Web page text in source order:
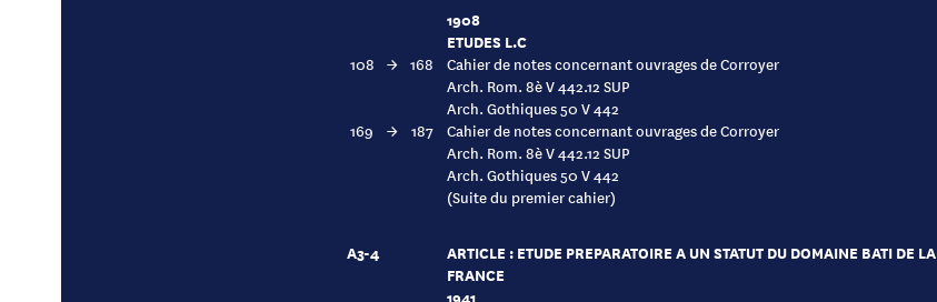
1908
ETUDES L.C
108 → 168
Cahier de notes concernant ouvrages de Corroyer
Arch. Rom. 8è V 442.12 SUP
Arch. Gothiques 50 V 442
169
→ 187
Cahier de notes concernant ouvrages de Corroyer
Arch. Rom. 8è V 442.12 SUP
Arch. Gothiques 50 V 442
(Suite du premier cahier)
A3-4
ARTICLE : ETUDE PREPARATOIRE A UN STATUT DU DOMAINE BATI DE LA
FRANCE
1941